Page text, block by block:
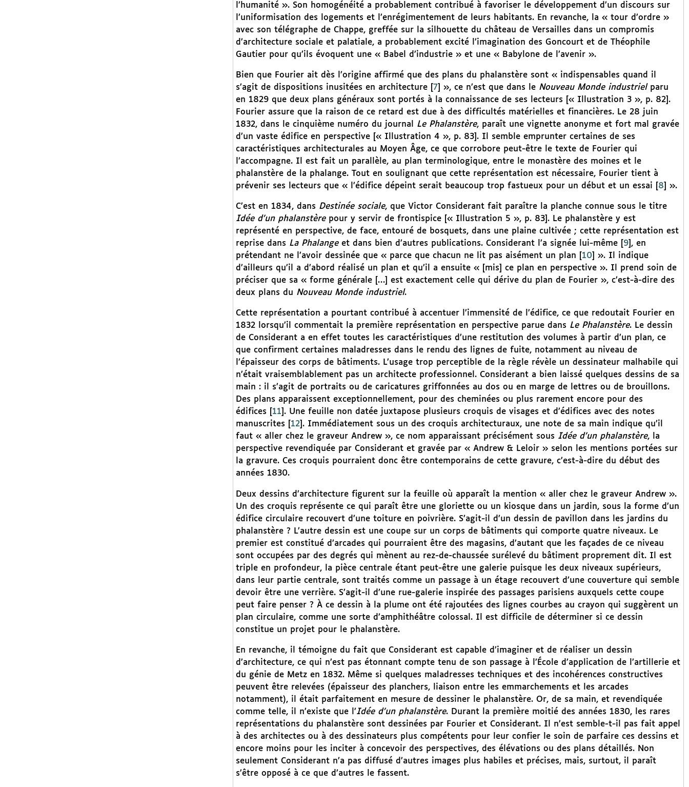
l’humanité ». Son homogénéité a probablement contribué à favoriser le développement d’un discours sur
l’uniformisation des logements et l’enrégimentement de leurs habitants. En revanche, la « tour d’ordre »
avec son télégraphe de Chappe, greffée sur la silhouette du château de Versailles dans un compromis
d’architecture sociale et palatiale, a probablement excité l’imagination des Goncourt et de Théophile
Gautier pour qu’ils évoquent une « Babel d’industrie » et une « Babylone de l’avenir ».
Bien que Fourier ait dès l’origine affirmé que des plans du phalanstère sont « indispensables quand il
s’agit de dispositions inusitées en architecture[ 7 », ce n’est que dans le Nouveau Monde industrielparu
en 1829 que deux plans généraux sont portés à la connaissance de ses lecteurs [« Illustration 3 », p. 82].
Fourier assure que la raison de ce retard est due à des difficultés matérielles et financières. Le 28 juin
1832, dans le cinquième numéro du journal Le Phalanstère, paraît une vignette anonyme et fort mal gravée
d’un vaste édifice en perspective [« Illustration 4 », p. 83]. Il semble emprunter certaines de ses
caractéristiques architecturales au Moyen Âge, ce que corrobore peut-être le texte de Fourier qui
l’accompagne. Il est fait un parallèle, au plan terminologique, entre le monastère des moines et le
phalanstère de la phalange. Tout en soulignant que cette représentation est nécessaire, Fourier tient à
prévenir ses lecteurs que « l’édifice dépeint serait beaucoup trop fastueux pour un début et un essai
8 ».
C’est en 1834, dans Destinée sociale, que Victor Considerant fait paraître la planche connue sous le titre
Idée d’un phalanstèrepour y servir de frontispice [« Illustration 5 », p. 83]. Le phalanstère y est
représenté en perspective, de face, entouré de bosquets, dans une plaine cultivée ; cette représentation est
reprise dans La Phalangeet dans bien d’autres publications. Considerant l’a signée lui-même[ 9] , en
prétendant ne l’avoir dessinée que « parce que chacun ne lit pas aisément un plan
10
». Il indique
d’ailleurs qu’il a d’abord réalisé un plan et qu’il a ensuite « [mis] ce plan en perspective ». Il prend soin de
préciser que sa « forme générale […] est exactement celle qui dérive du plan de Fourier », c’est-à-dire des
deux plans du Nouveau Monde industriel.
Cette représentation a pourtant contribué à accentuer l’immensité de l’édifice, ce que redoutait Fourier en
1832 lorsqu’il commentait la première représentation en perspective parue dans Le Phalanstère. Le dessin
de Considerant a en effet toutes les caractéristiques d’une restitution des volumes à partir d’un plan, ce
que confirment certaines maladresses dans le rendu des lignes de fuite, notamment au niveau de
l’épaisseur des corps de bâtiments. L’usage trop perceptible de la règle révèle un dessinateur malhabile qui
n’était vraisemblablement pas un architecte professionnel. Considerant a bien laissé quelques dessins de sa
main : il s’agit de portraits ou de caricatures griffonnées au dos ou en marge de lettres ou de brouillons.
Des plans apparaissent exceptionnellement, pour des cheminées ou plus rarement encore pour des
édifices
11 . Une feuille non datée juxtapose plusieurs croquis de visages et d’édifices avec des notes
manuscrites
12] . Immédiatement sous un des croquis architecturaux, une note de sa main indique qu’il
faut « aller chez le graveur Andrew », ce nom apparaissant précisément sous Idée d’un phalanstère, la
perspective revendiquée par Considerant et gravée par « Andrew & Leloir » selon les mentions portées sur
la gravure. Ces croquis pourraient donc être contemporains de cette gravure, c’est-à-dire du début des
années 1830.
Deux dessins d’architecture figurent sur la feuille où apparaît la mention « aller chez le graveur Andrew ».
Un des croquis représente ce qui paraît être une gloriette ou un kiosque dans un jardin, sous la forme d’un
édifice circulaire recouvert d’une toiture en poivrière. S’agit-il d’un dessin de pavillon dans les jardins du
phalanstère ? L’autre dessin est une coupe sur un corps de bâtiments qui comporte quatre niveaux. Le
premier est constitué d’arcades qui pourraient être des magasins, d’autant que les façades de ce niveau
sont occupées par des degrés qui mènent au rez-de-chaussée surélevé du bâtiment proprement dit. Il est
triple en profondeur, la pièce centrale étant peut-être une galerie puisque les deux niveaux supérieurs,
dans leur partie centrale, sont traités comme un passage à un étage recouvert d’une couverture qui semble
devoir être une verrière. S’agit-il d’une rue-galerie inspirée des passages parisiens auxquels cette coupe
peut faire penser ? À ce dessin à la plume ont été rajoutées des lignes courbes au crayon qui suggèrent un
plan circulaire, comme une sorte d’amphithéâtre colossal. Il est difficile de déterminer si ce dessin
constitue un projet pour le phalanstère.
En revanche, il témoigne du fait que Considerant est capable d’imaginer et de réaliser un dessin
d’architecture, ce qui n’est pas étonnant compte tenu de son passage à l’École d’application de l’artillerie et
du génie de Metz en 1832. Même si quelques maladresses techniques et des incohérences constructives
peuvent être relevées (épaisseur des planchers, liaison entre les emmarchements et les arcades
notamment), il était parfaitement en mesure de dessiner le phalanstère. Or, de sa main, et revendiquée
comme telle, il n’existe que l’Idée d’un phalanstère. Durant la première moitié des années 1830, les rares
représentations du phalanstère sont dessinées par Fourier et Considerant. Il n’est semble-t-il pas fait appel
à des architectes ou à des dessinateurs plus compétents pour leur confier le soin de parfaire ces dessins et
encore moins pour les inciter à concevoir des perspectives, des élévations ou des plans détaillés. Non
seulement Considerant n’a pas diffusé d’autres images plus habiles et précises, mais, surtout, il paraît
s’être opposé à ce que d’autres le fassent.